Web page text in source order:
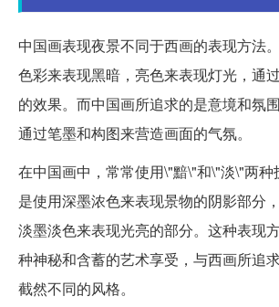
中国画表现夜景不同于西画的表现方法
色彩来表现黑暗，亮色来表现灯光，通
的效果。而中国画所追求的是意境和氛
通过笔墨和构图来营造画面的气氛。
在中国画中，常常使用\"黯\"和\"淡\"两种
是使用深墨浓色来表现景物的阴影部分
淡墨淡色来表现光亮的部分。这种表现
种神秘和含蓄的艺术享受，与西画所追
截然不同的风格。